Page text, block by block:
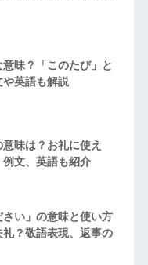
意味？「このたび」と
英語も解説
意味は？お礼に使え
文、英語も紹介
さい」の意味と使い方
？敬語表現、返事の